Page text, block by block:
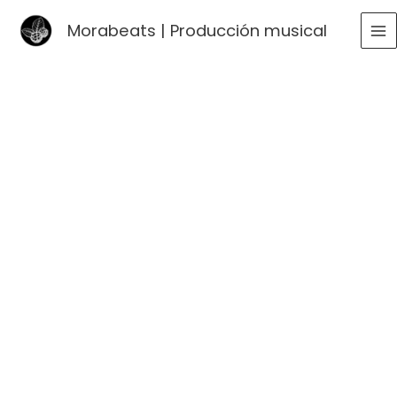
Morabeats | Producción musical